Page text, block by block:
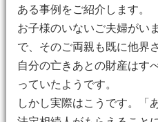
ある事例をご紹介します。
お子様のいないご夫婦がい
で、そのご両親も既に他界
自分の亡きあとの財産はす
っていたようです。
しかし実際はこうです。「